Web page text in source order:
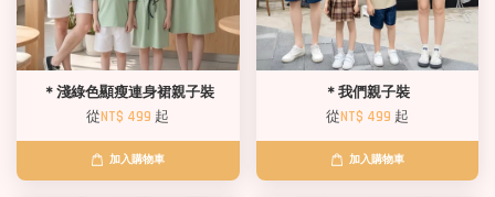
＊淺綠色顯瘦連身裙親子裝
從NT$ 499 起
加入購物車
＊我們親子裝
從NT$ 499 起
加入購物車